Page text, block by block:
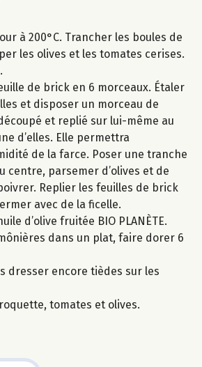
à 200°C. Trancher les boules de
les olives et les tomates cerises.
de brick en 6 morceaux. Étaler
et disposer un morceau de
et replié sur lui-même au
d’elles. Elle permettra
de la farce. Poser une tranche
centre, parsemer d’olives et de
Replier les feuilles de brick
avec de la ficelle.
d’olive fruitée BIO PLANÈTE.
dans un plat, faire dorer 6
dresser encore tièdes sur les
tomates et olives.